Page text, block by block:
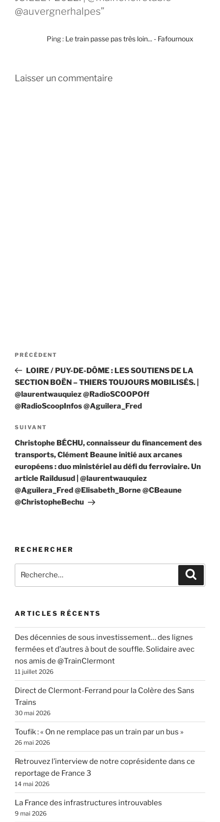
@auvergnerhalpes”
Ping : Le train passe pas très loin... - Fafournoux
Laisser un commentaire
Navigation
l’article
Article
précédent
PRÉCÉDENT
LOIRE / PUY-DE-DÔME : LES SOUTIENS DE LA
SECTION BOËN – THIERS TOUJOURS MOBILISÉS. |
@laurentwauquiez @RadioSCOOPOff
@RadioScoopInfos @Aguilera_Fred
Article
suivant
SUIVANT
Christophe BÉCHU, connaisseur du financement des
transports, Clément Beaune initié aux arcanes
européens : duo ministériel au défi du ferroviaire. Un
article Raildusud | @laurentwauquiez
@Aguilera_Fred @Elisabeth_Borne @CBeaune
@ChristopheBechu
RECHERCHER
pour
ARTICLES RÉCENTS
Des décennies de sous investissement… des lignes
fermées et d’autres à bout de souffle. Solidaire avec
nos amis de @TrainClermont
11 juillet 2026
Direct de Clermont-Ferrand pour la Colère des Sans
Trains
30 mai 2026
Toufik : « On ne remplace pas un train par un bus »
26 mai 2026
Retrouvez l’interview de notre coprésidente dans ce
reportage de France 3
14 mai 2026
La France des infrastructures introuvables
9 mai 2026